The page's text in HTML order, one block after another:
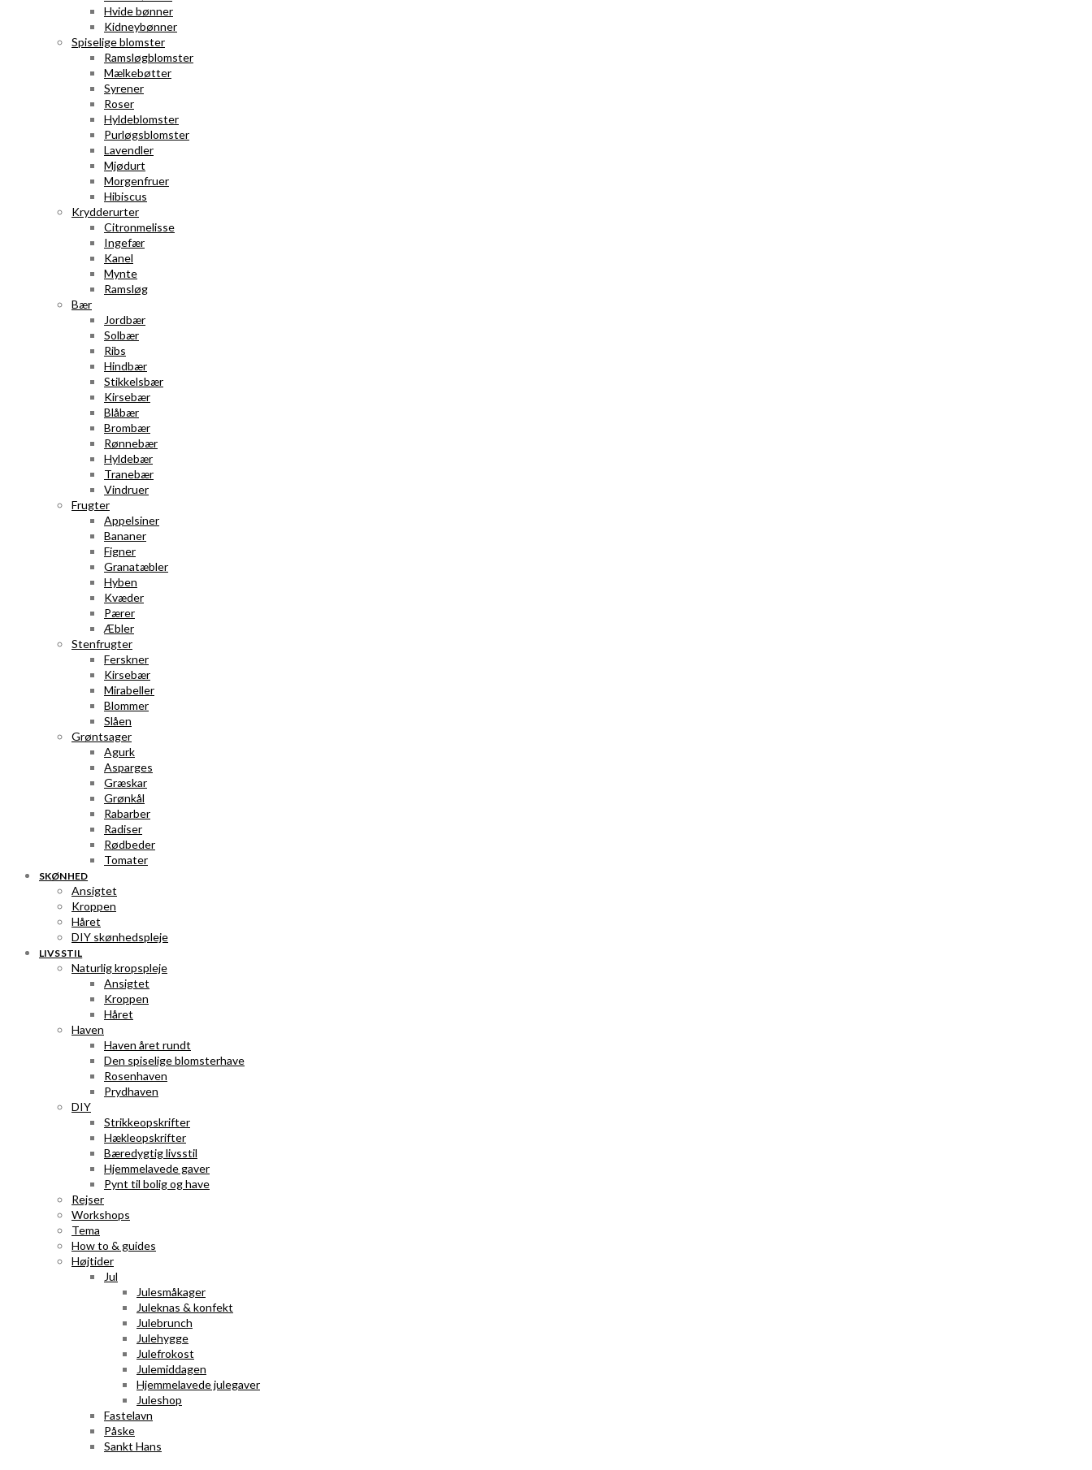
Hvide bønner
Kidneybønner
Spiselige blomster
Ramsløgblomster
Mælkebøtter
Syrener
Roser
Hyldeblomster
Purløgsblomster
Lavendler
Mjødurt
Morgenfruer
Hibiscus
Krydderurter
Citronmelisse
Ingefær
Kanel
Mynte
Ramsløg
Bær
Jordbær
Solbær
Ribs
Hindbær
Stikkelsbær
Kirsebær
Blåbær
Brombær
Rønnebær
Hyldebær
Tranebær
Vindruer
Frugter
Appelsiner
Bananer
Figner
Granatæbler
Hyben
Kvæder
Pærer
Æbler
Stenfrugter
Ferskner
Kirsebær
Mirabeller
Blommer
Slåen
Grøntsager
Agurk
Asparges
Græskar
Grønkål
Rabarber
Radiser
Rødbeder
Tomater
SKØNHED
Ansigtet
Kroppen
Håret
DIY skønhedspleje
LIVSSTIL
Naturlig kropspleje
Ansigtet
Kroppen
Håret
Haven
Haven året rundt
Den spiselige blomsterhave
Rosenhaven
Prydhaven
DIY
Strikkeopskrifter
Hækleopskrifter
Bæredygtig livsstil
Hjemmelavede gaver
Pynt til bolig og have
Rejser
Workshops
Tema
How to & guides
Højtider
Jul
Julesmåkager
Juleknas & konfekt
Julebrunch
Julehygge
Julefrokost
Julemiddagen
Hjemmelavede julegaver
Juleshop
Fastelavn
Påske
Sankt Hans